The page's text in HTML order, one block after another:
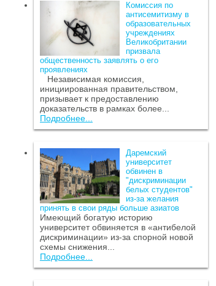
Комиссия по
антисемитизму в
образовательных
учреждениях
Великобритании
призвала
общественность заявлять о его
проявлениях
Независимая комиссия,
инициированная правительством,
призывает к предоставлению
доказательств в рамках более...
Подробнее...
Даремский
университет
обвинен в
"дискриминации
белых студентов"
из-за желания
принять в свои ряды больше азиатов
Имеющий богатую историю
университет обвиняется в «антибелой
дискриминации» из-за спорной новой
схемы снижения...
Подробнее...